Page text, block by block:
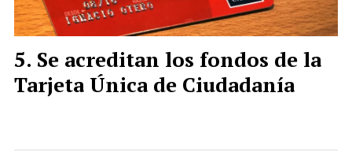
Se acreditan los fondos de la
Tarjeta Única de Ciudadanía